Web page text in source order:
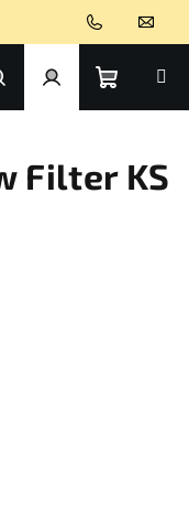
PřihlášeníNákupní
košík
Filter KS